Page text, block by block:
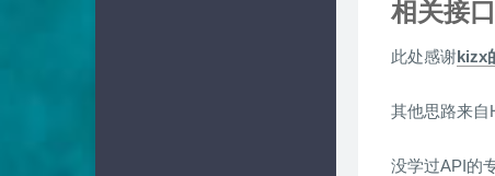
相关接
此处感谢kizx
其他思路来自
没学过API的